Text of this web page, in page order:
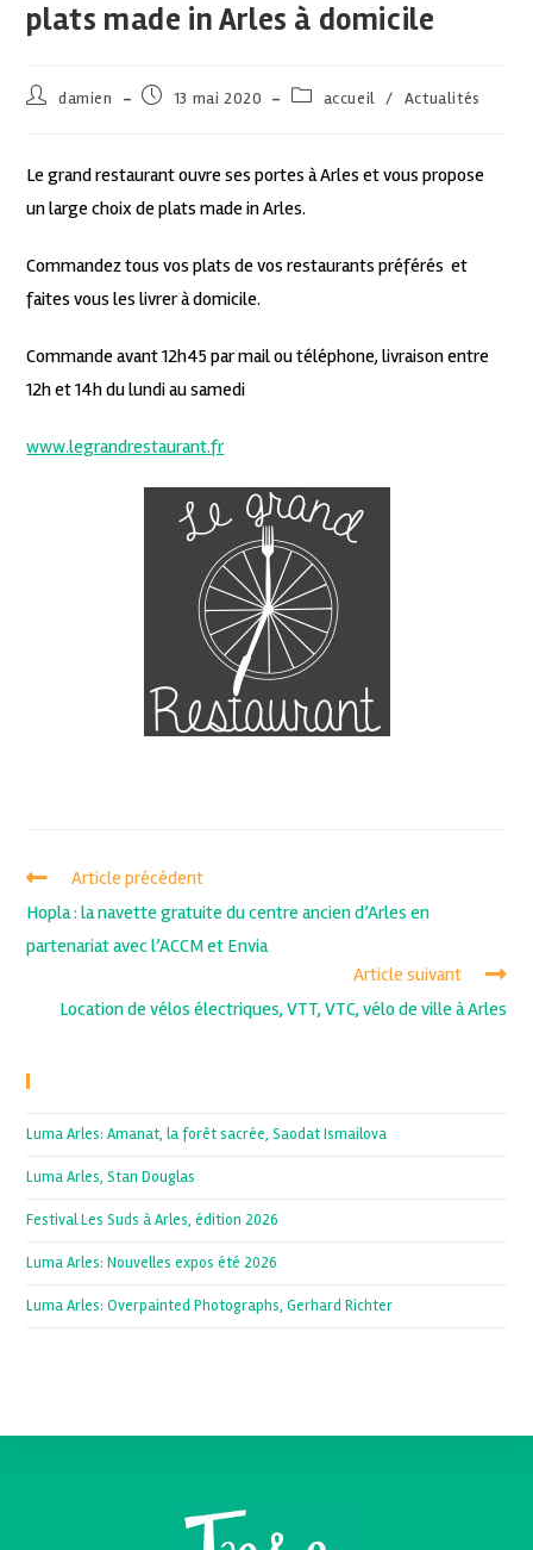
plats made in Arles à domicile
damien 13 mai 2020 accueil / Actualités
Le grand restaurant ouvre ses portes à Arles et vous propose
un large choix de plats made in Arles.
Commandez tous vos plats de vos restaurants préférés et
faites vous les livrer à domicile.
Commande avant 12h45 par mail ou téléphone, livraison entre
12h et 14h du lundi au samedi
www.legrandrestaurant.fr
Article précédent
Hopla : la navette gratuite du centre ancien d’Arles en
partenariat avec l’ACCM et Envia
Article suivant
Location de vélos électriques, VTT, VTC, vélo de ville à Arles
Luma Arles: Amanat, la forêt sacrée, Saodat Ismailova
Luma Arles, Stan Douglas
Festival Les Suds à Arles, édition 2026
Luma Arles: Nouvelles expos été 2026
Luma Arles: Overpainted Photographs, Gerhard Richter